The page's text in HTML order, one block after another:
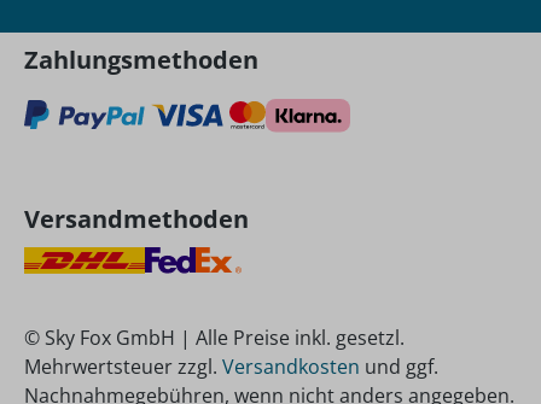
Zahlungsmethoden
Versandmethoden
© Sky Fox GmbH | Alle Preise inkl. gesetzl.
Mehrwertsteuer zzgl. Versandkosten und ggf.
Nachnahmegebühren, wenn nicht anders angegeben.